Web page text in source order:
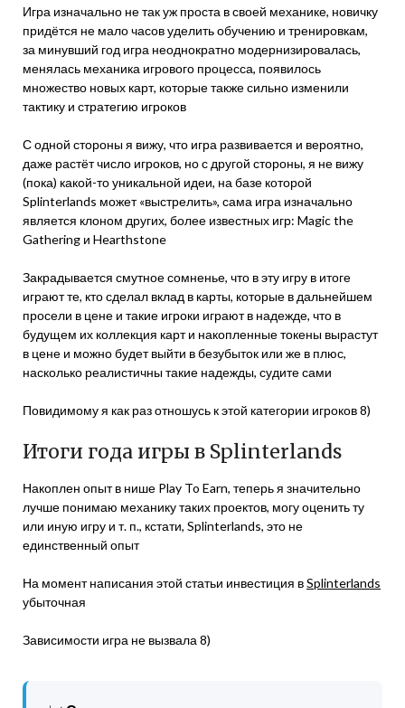
Игра изначально не так уж проста в своей механике, новичку
придётся не мало часов уделить обучению и тренировкам,
за минувший год игра неоднократно модернизировалась,
менялась механика игрового процесса, появилось
множество новых карт, которые также сильно изменили
тактику и стратегию игроков
С одной стороны я вижу, что игра развивается и вероятно,
даже растёт число игроков, но с другой стороны, я не вижу
(пока) какой-то уникальной идеи, на базе которой
Splinterlands может «выстрелить», сама игра изначально
является клоном других, более известных игр: Magic the
Gathering и Hearthstone
Закрадывается смутное сомненье, что в эту игру в итоге
играют те, кто сделал вклад в карты, которые в дальнейшем
просели в цене и такие игроки играют в надежде, что в
будущем их коллекция карт и накопленные токены вырастут
в цене и можно будет выйти в безубыток или же в плюс,
насколько реалистичны такие надежды, судите сами
Повидимому я как раз отношусь к этой категории игроков 8)
Итоги года игры в Splinterlands
Накоплен опыт в нише Play To Earn, теперь я значительно
лучше понимаю механику таких проектов, могу оценить ту
или иную игру и т. п., кстати, Splinterlands, это не
единственный опыт
На момент написания этой статьи инвестиция вSplinterlands
убыточная
Зависимости игра не вызвала 8)